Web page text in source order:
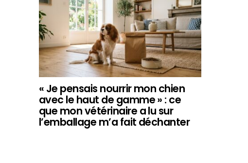
« Je pensais nourrir mon chien
avec le haut de gamme » : ce
que mon vétérinaire a lu sur
l’emballage m’a fait déchanter